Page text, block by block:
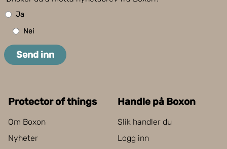
Ja
Nei
Send inn
Protector of things
Om Boxon
Nyheter
Handle på Boxon
Slik handler du
Logg inn